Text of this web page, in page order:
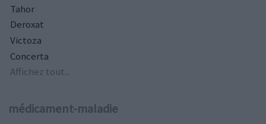
Tahor
Deroxat
Victoza
Concerta
Affichez tout...
médicament-maladie